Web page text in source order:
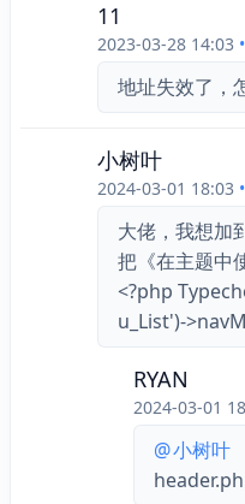
11
2023-03-28 14:03 •
地址失效了，
小树叶
2024-03-01 18:03 •
大佬，我想加
把《在主题中
<?php
u_List')-
RYAN
2024-03-01
@小树叶